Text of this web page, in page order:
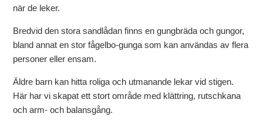
när de leker.
Bredvid den stora sandlådan finns en gungbräda och gungor,
bland annat en stor fågelbo-gunga som kan användas av flera
personer eller ensam.
Äldre barn kan hitta roliga och utmanande lekar vid stigen.
Här har vi skapat ett stort område med klättring, rutschkana
och arm- och balansgång.